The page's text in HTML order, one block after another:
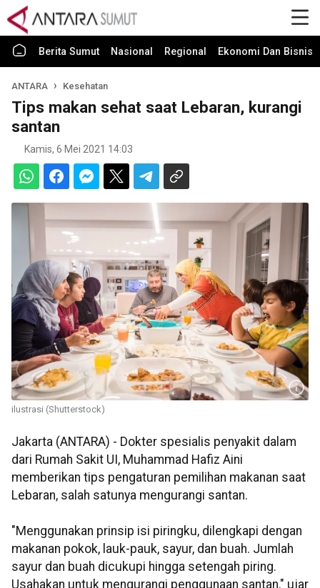
Berita Sumut Nasional Regional Ekonomi Dan Bisnis
ANTARA Kesehatan
Tips makan sehat saat Lebaran, kurangi
santan
Kamis, 6 Mei 2021 14:03
ilustrasi (Shutterstock)
Jakarta (ANTARA) - Dokter spesialis penyakit dalam
dari Rumah Sakit UI, Muhammad Hafiz Aini
memberikan tips pengaturan pemilihan makanan saat
Lebaran, salah satunya mengurangi santan.
"Menggunakan prinsip isi piringku, dilengkapi dengan
makanan pokok, lauk-pauk, sayur, dan buah. Jumlah
sayur dan buah dicukupi hingga setengah piring.
Usahakan untuk mengurangi penggunaan santan," ujar